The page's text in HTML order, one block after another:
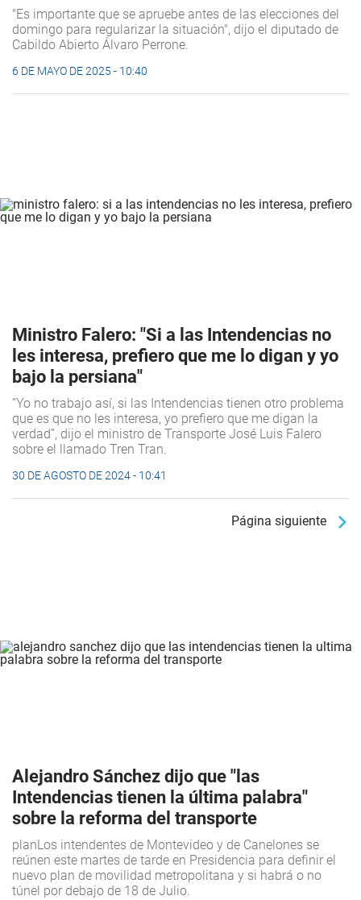
"Es importante que se apruebe antes de las elecciones del
domingo para regularizar la situación", dijo el diputado de
Cabildo Abierto Álvaro Perrone.
6 DE MAYO DE 2025 - 10:40
Ministro Falero: "Si a las Intendencias no
les interesa, prefiero que me lo digan y yo
bajo la persiana"
“Yo no trabajo así, si las Intendencias tienen otro problema
que es que no les interesa, yo prefiero que me digan la
verdad”, dijo el ministro de Transporte José Luis Falero
sobre el llamado Tren Tran.
30 DE AGOSTO DE 2024 - 10:41
Página siguiente
Alejandro Sánchez dijo que "las
Intendencias tienen la última palabra"
sobre la reforma del transporte
planLos intendentes de Montevideo y de Canelones se
reúnen este martes de tarde en Presidencia para definir el
nuevo plan de movilidad metropolitana y si habrá o no
túnel por debajo de 18 de Julio.